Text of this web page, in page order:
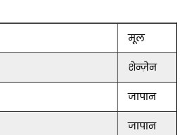
मूल
शेन्ज़ेन
जापान
जापान